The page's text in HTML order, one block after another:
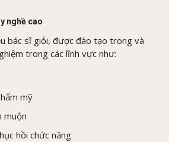
nghề cao
bác sĩ giỏi, được đào tạo trong và
trong các lĩnh vực như:
mỹ
muộn
hồi chức năng